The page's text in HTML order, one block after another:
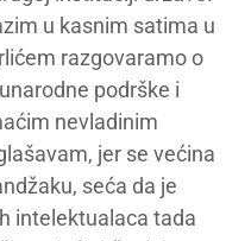
u kasnim satima u
razgovaramo o
podrške i
nevladinim
jer se većina
seća da je
intelektualaca tada